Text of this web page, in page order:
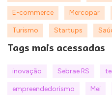
E-commerce Mercopar
Turismo Startups
Tags mais acessadas
inovação Sebrae RS
empreendedorismo Mei